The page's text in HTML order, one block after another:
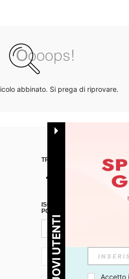
abbinato. Si prega di riprovare.
TROVACI SU
ISCRIVITI ALLA NOSTRA
POSSIBILE ANNULLARE LA
IT + 39
Accetto i